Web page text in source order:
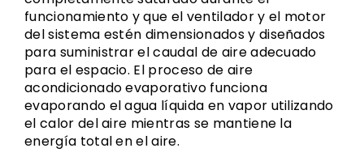
funcionamiento y que el ventilador y el motor
del sistema estén dimensionados y diseñados
para suministrar el caudal de aire adecuado
para el espacio. El proceso de aire
acondicionado evaporativo funciona
evaporando el agua líquida en vapor utilizando
el calor del aire mientras se mantiene la
energía total en el aire.